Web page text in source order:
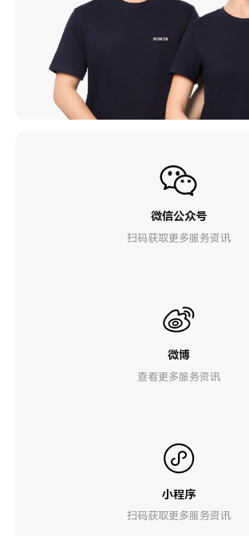
微信公众号
扫码获取更多服务资讯
微博
查看更多服务资讯
小程序
扫码获取更多服务资讯